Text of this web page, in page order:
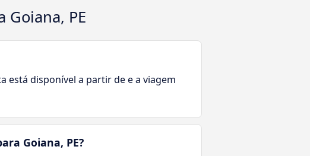
Goiana, PE
está disponível a partir de e a viagem
Goiana, PE?